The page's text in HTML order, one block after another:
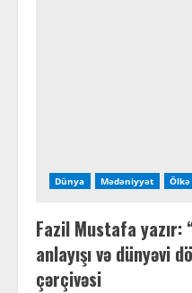
Dünya Mədəniyyət Ölkə
Fazil Mustafa yazır:
anlayışı və dünyəvi
çərçivəsi